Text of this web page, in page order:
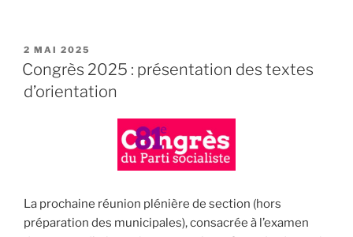
PUBLIÉ
LE
2 MAI 2025
Congrès 2025 : présentation des textes
d’orientation
La prochaine réunion plénière de section (hors
préparation des municipales), consacrée à l’examen